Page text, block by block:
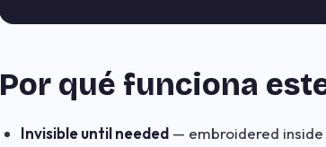
Por qué funciona
Invisible until needed — embroidered inside